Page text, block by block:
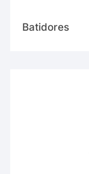
Batidores